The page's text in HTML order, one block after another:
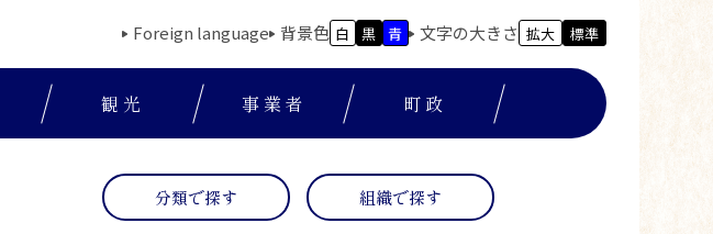
Foreign language 背景色 白 黒 青 文字の大きさ 拡大 標準
観光 事業者 町政
分類で探す 組織で探す